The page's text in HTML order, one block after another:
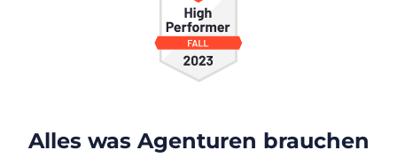
Alles was Agenturen brauchen